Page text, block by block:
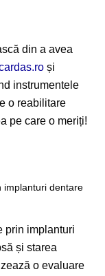
din a avea
și
instrumentele
o reabilitare
pe care o meriți!
implanturi dentare
prin implanturi
și starea
o evaluare